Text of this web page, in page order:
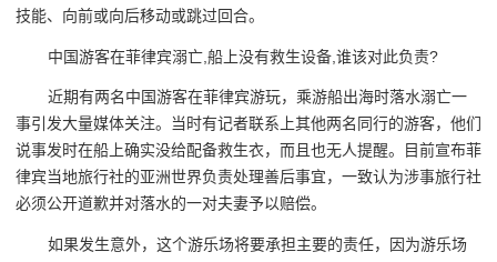
技能、向前或向后移动或跳过回合。
中国游客在菲律宾溺亡,船上没有救生设备,谁该对此负责?
近期有两名中国游客在菲律宾游玩，乘游船出海时落水溺亡一
事引发大量媒体关注。当时有记者联系上其他两名同行的游客，他们
说事发时在船上确实没给配备救生衣，而且也无人提醒。目前宣布菲
律宾当地旅行社的亚洲世界负责处理善后事宜，一致认为涉事旅行社
必须公开道歉并对落水的一对夫妻予以赔偿。
如果发生意外，这个游乐场将要承担主要的责任，因为游乐场